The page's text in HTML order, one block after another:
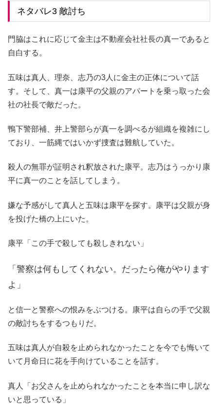
ネタバレ3 敵討ち
門脇はこれに応じて金主は不動産会社社長の真一であると
自白する。
五味は真人、理奈、志乃の3人に金主の正体について話
す。そして、真一は康平の父親のアパートを乗っ取った会
社の社長で敵だった。
鴨下警部補、井上警部らが真一を調べるが組織を複雑にし
ており、一筋縄ではいかず捜査は難航していた。
殺人の無罪が証明され釈放された康平。志乃はうっかり康
平に真一のことを話してしまう。
嫌な予感がして真人と五味は康平を探す。康平は父親が身
を投げた橋の上にいた。
康平「この手で殺しても殺しきれない」
「警察は何もしてくれない。だったら俺がやります
よ」
と信一と警察への恨みをぶつける。康平は自らの手で父親
の敵討ちをするつもりだ。
五味は真人が自殺を止められなかったことを今でも悔いて
いて月命日に花を手向けていることを話す。
真人「お父さんを止められなかったことを本当に申し訳な
いと思っている」